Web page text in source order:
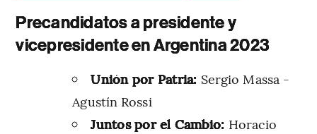
Precandidatos a presidente y
vicepresidente en Argentina 2023
Unión por Patria: Sergio Massa -
Agustín Rossi
Juntos por el Cambio: Horacio